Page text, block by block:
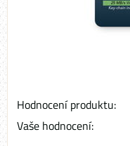
Hodnocení produktu:
Vaše hodnocení: